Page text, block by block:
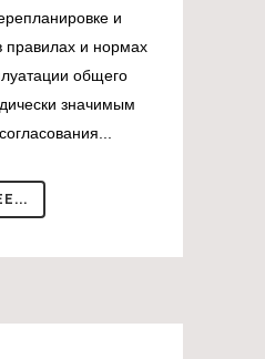
и
правилах и нормах
общего
значимым